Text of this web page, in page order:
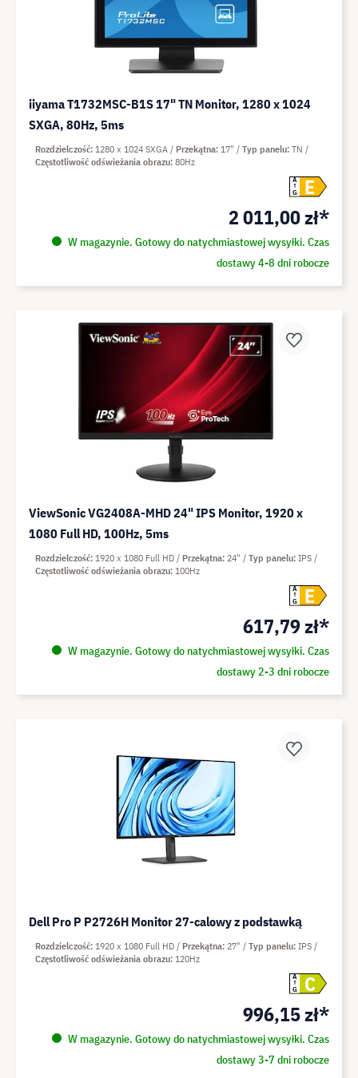
iiyama T1732MSC-B1S 17" TN Monitor, 1280 x 1024
SXGA, 80Hz, 5ms
A
G
E
2 011,00 zł*
W magazynie. Gotowy do natychmiastowej wysyłki. Czas
dostawy 4-8 dni robocze
Rozdzielczość 1280 x 1024 SXGA Przekątna 17" Typ panelu TN
Częstotliwość odświeżania obrazu 80Hz
ViewSonic VG2408A-MHD 24" IPS Monitor, 1920 x
1080 Full HD, 100Hz, 5ms
A
G
E
617,79 zł*
W magazynie. Gotowy do natychmiastowej wysyłki. Czas
dostawy 2-3 dni robocze
Rozdzielczość 1920 x 1080 Full HD Przekątna 24" Typ panelu IPS
Częstotliwość odświeżania obrazu 100Hz
Dell Pro P P2726H Monitor 27-calowy z podstawką
A
G
C
996,15 zł*
W magazynie. Gotowy do natychmiastowej wysyłki. Czas
dostawy 3-7 dni robocze
Rozdzielczość 1920 x 1080 Full HD Przekątna 27" Typ panelu IPS
Częstotliwość odświeżania obrazu 120Hz